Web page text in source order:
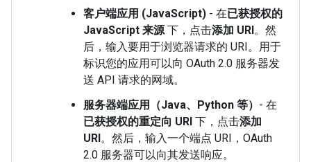
客户端应用 (JavaScript) - 在已获授权的
JavaScript 来源 下，点击添加 URI。然
后，输入要用于浏览器请求的 URI。用于
标识您的应用可以向 OAuth 2.0 服务器发
送 API 请求的网域。
服务器端应用（Java、Python 等） - 在
已获授权的重定向 URI 下，点击添加
URI。然后，输入一个端点 URI，OAuth
2.0 服务器可以向其发送响应。